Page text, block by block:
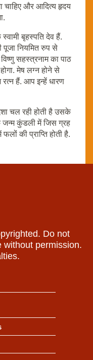
और आदित्य हृदय
बृहस्पति देव हैं.
पूजा नियमित रुप से
सहस्त्रनाम का पाठ
मेष लग्न होने से
हैं. आप इन्हें धारण
चल रही होती है उसके
जन्म कुंडली में जिस ग्रह
की प्राप्ति होती है.
Do not
without permission.